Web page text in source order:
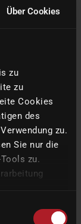
Über Cookies
zu
zu
Cookies
des
zu.
Sie nur die
zu.